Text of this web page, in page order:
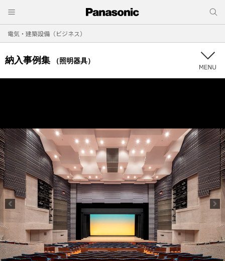
電気・建築設備（ビジネス）
納入事例集 （照明器具）